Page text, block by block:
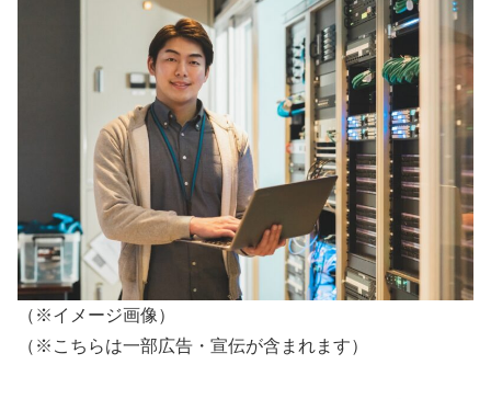
（※イメージ画像）
（※こちらは一部広告・宣伝が含まれます）